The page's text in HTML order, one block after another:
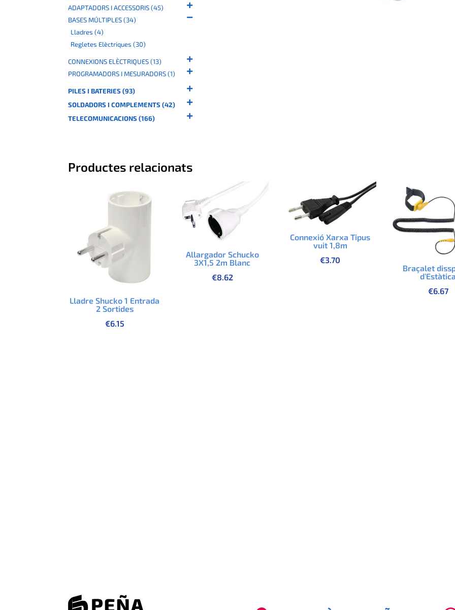
ADAPTADORS I ACCESSORIS (45)
BASES MÚLTIPLES (34)
Lladres (4)
Regletes Elèctriques (30)
CONNEXIONS ELÈCTRIQUES (13)
PROGRAMADORS I MESURADORS (1)
PILES I BATERIES (93)
SOLDADORS I COMPLEMENTS (42)
TELECOMUNICACIONS (166)
Productes relacionats
Lladre Shucko 1 Entrada
2 Sortides
€6.15
Allargador Schucko
3X1,5 2m Blanc
€8.62
Connexió Xarxa Tipus
vuit 1,8m
€3.70
Braçalet
d’Estàtica
€6.67